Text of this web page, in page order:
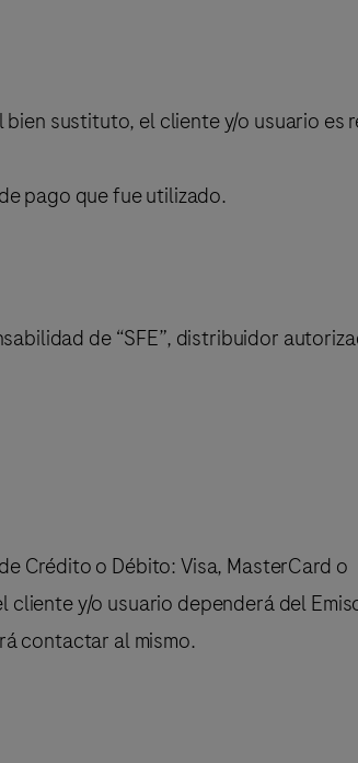
sustituto, el cliente y/o usuario es
pago que fue utilizado.
de “SFE”, distribuidor
Crédito o Débito: Visa, MasterCard o
y/o usuario dependerá del
contactar al mismo.